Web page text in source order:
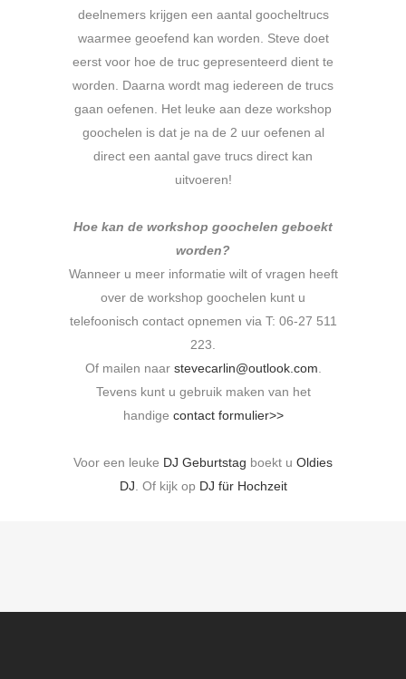
deelnemers krijgen een aantal goocheltrucs
waarmee geoefend kan worden. Steve doet
eerst voor hoe de truc gepresenteerd dient te
worden. Daarna wordt mag iedereen de trucs
gaan oefenen. Het leuke aan deze workshop
goochelen is dat je na de 2 uur oefenen al
direct een aantal gave trucs direct kan
uitvoeren!
Hoe kan de workshop goochelen geboekt
worden?
Wanneer u meer informatie wilt of vragen heeft
over de workshop goochelen kunt u
telefoonisch contact opnemen via T: 06-27 511
223.
Of mailen naar stevecarlin@outlook.com
Tevens kunt u gebruik maken van het
handige contact formulier>>
Voor een leuke DJ Geburtstag boekt u Oldies
DJ . Of kijk op DJ für Hochzeit